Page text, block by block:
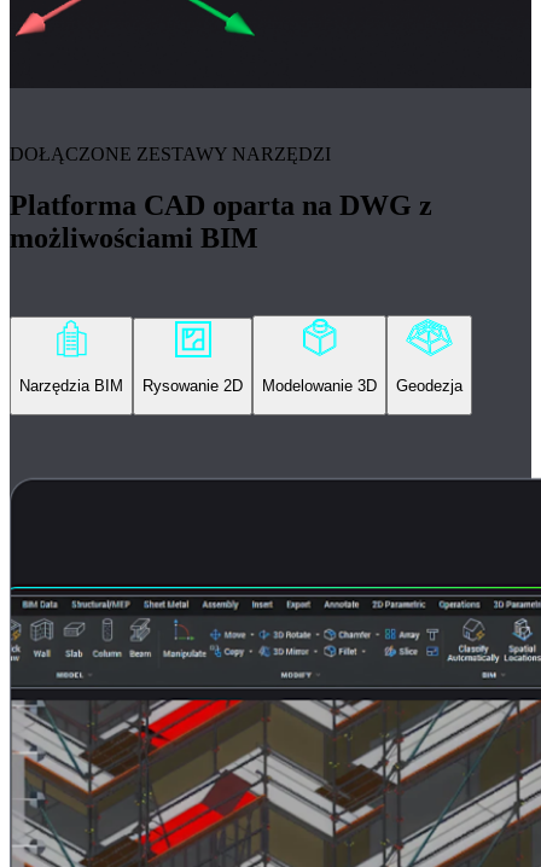
DOŁĄCZONE ZESTAWY NARZĘDZI
Platforma CAD oparta na DWG z
możliwościami BIM
Narzędzia BIM Rysowanie 2D Modelowanie 3D Geodezja